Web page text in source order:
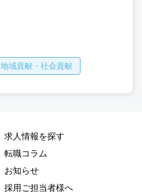
地域貢献・社会貢献
求人情報を探す
転職コラム
お知らせ
採用ご担当者様へ